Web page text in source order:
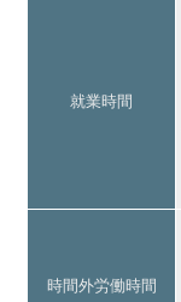
就業時間
時間外労働時間